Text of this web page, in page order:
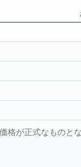
が正式なものとな